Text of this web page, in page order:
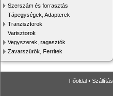
Szerszám és forrasztás
Tápegységek, Adapterek
Tranzisztorok
Varisztorok
Vegyszerek, ragasztók
Zavarszűrők, Ferritek
Főoldal • Szállítás